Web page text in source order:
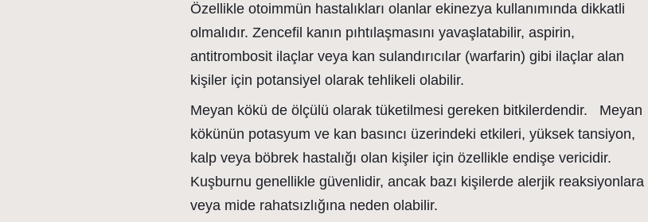
Özellikle otoimmün hastalıkları olanlar ekinezya kullanımında dikkatli
olmalıdır. Zencefil kanın pıhtılaşmasını yavaşlatabilir, aspirin,
antitrombosit ilaçlar veya kan sulandırıcılar (warfarin) gibi ilaçlar alan
kişiler için potansiyel olarak tehlikeli olabilir.
Meyan kökü de ölçülü olarak tüketilmesi gereken bitkilerdendir. Meyan
kökünün potasyum ve kan basıncı üzerindeki etkileri, yüksek tansiyon,
kalp veya böbrek hastalığı olan kişiler için özellikle endişe vericidir.
Kuşburnu genellikle güvenlidir, ancak bazı kişilerde alerjik reaksiyonlara
veya mide rahatsızlığına neden olabilir.